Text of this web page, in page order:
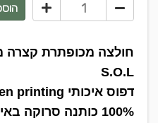
S.O.L
דפוס איכותי HD silk screen printing
100% כותנה סרוקה באיכות גבוהה.